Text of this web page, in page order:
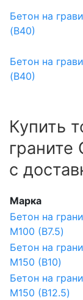
Бетон на
(В40)
Бетон на
(В40)
Купить
граните
с
Марка
Бетон на
М100 (B7.5)
Бетон на
М150 (B10)
Бетон на
М150 (B12.5)